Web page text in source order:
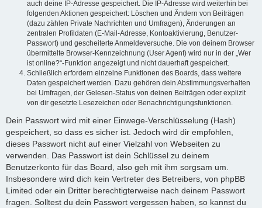
auch deine IP-Adresse gespeichert. Die IP-Adresse wird weiterhin bei
folgenden Aktionen gespeichert: Löschen und Ändern von Beiträgen
(dazu zählen Private Nachrichten und Umfragen), Änderungen an
zentralen Profildaten (E-Mail-Adresse, Kontoaktivierung, Benutzer-
Passwort) und gescheiterte Anmeldeversuche. Die von deinem Browser
übermittelte Browser-Kennzeichnung (User Agent) wird nur in der „Wer
ist online?“-Funktion angezeigt und nicht dauerhaft gespeichert.
Schließlich erfordern einzelne Funktionen des Boards, dass weitere
Daten gespeichert werden. Dazu gehören dein Abstimmungsverhalten
bei Umfragen, der Gelesen-Status von deinen Beiträgen oder explizit
von dir gesetzte Lesezeichen oder Benachrichtigungsfunktionen.
Dein Passwort wird mit einer Einwege-Verschlüsselung (Hash)
gespeichert, so dass es sicher ist. Jedoch wird dir empfohlen,
dieses Passwort nicht auf einer Vielzahl von Webseiten zu
verwenden. Das Passwort ist dein Schlüssel zu deinem
Benutzerkonto für das Board, also geh mit ihm sorgsam um.
Insbesondere wird dich kein Vertreter des Betreibers, von phpBB
Limited oder ein Dritter berechtigterweise nach deinem Passwort
fragen. Solltest du dein Passwort vergessen haben, so kannst du